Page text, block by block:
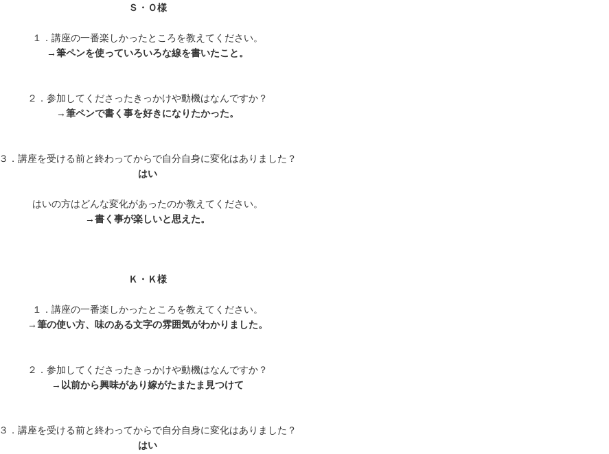
Ｓ・Ｏ様
１．講座の一番楽しかったところを教えてください。
→筆ペンを使っていろいろな線を書いたこと。
２．参加してくださったきっかけや動機はなんですか？
→筆ペンで書く事を好きになりたかった。
３．講座を受ける前と終わってからで自分自身に変化はありました？
はい
はいの方はどんな変化があったのか教えてください。
→書く事が楽しいと思えた。
Ｋ・Ｋ様
１．講座の一番楽しかったところを教えてください。
→筆の使い方、味のある文字の雰囲気がわかりました。
２．参加してくださったきっかけや動機はなんですか？
→ 以前から興味があり嫁がたまたま見つけて
３．講座を受ける前と終わってからで自分自身に変化はありました？
はい